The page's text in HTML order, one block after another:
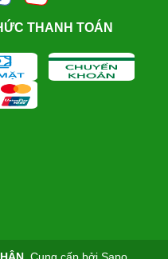
THANH TOÁN